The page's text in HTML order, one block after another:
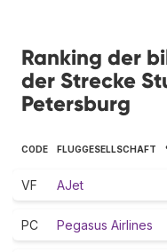
Ranking der
der Strecke
Petersburg
CODE FLUGGESELLSCHAFT
VF AJet
PC Pegasus Airlines